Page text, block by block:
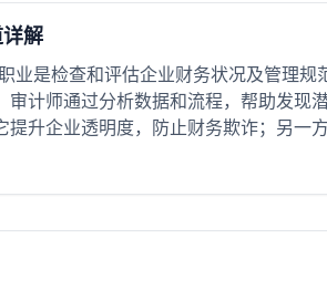
解
业是检查和评估企业财务状况及管理
审计师通过分析数据和流程，帮助发现
升企业透明度，防止财务欺诈；另一